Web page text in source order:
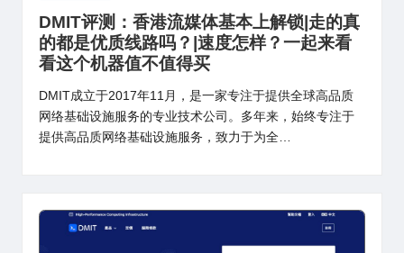
DMIT评测：香港流媒体基本上解锁|走的真
的都是优质线路吗？|速度怎样？一起来看
看这个机器值不值得买
DMIT成立于2017年11月，是一家专注于提供全球高品质
网络基础设施服务的专业技术公司。多年来，始终专注于
提供高品质网络基础设施服务，致力于为全…